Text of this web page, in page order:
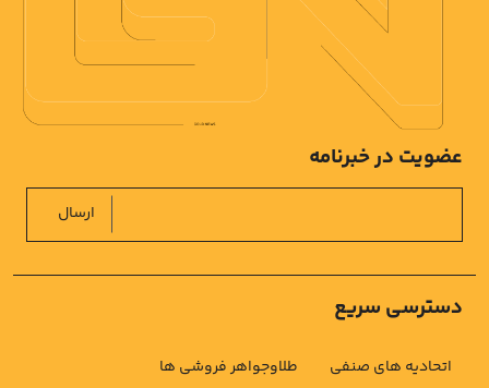
دسترسی سریع
اتحادیه های صنفی
طلاوجواهر فروشی ها
عضویت در خبرنامه
ارسال